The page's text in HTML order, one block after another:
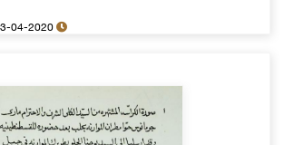
13-04-2020